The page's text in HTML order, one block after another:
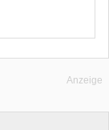
Anzeige